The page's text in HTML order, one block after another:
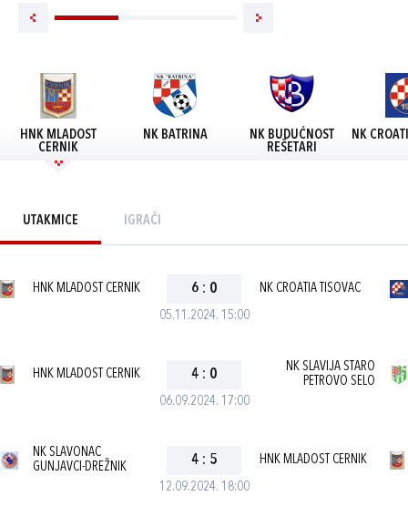
HNK MLADOST
CERNIK
NK BATRINA
NK BUDUĆNOST
REŠETARI
NK
UTAKMICE IGRAČI
05.11.2024. 15:00
HNK MLADOST CERNIK 6 : 0 NK CROATIA TISOVAC
06.09.2024. 17:00
HNK MLADOST CERNIK 4 : 0
NK SLAVIJA STARO
PETROVO SELO
12.09.2024. 18:00
NK SLAVONAC
GUNJAVCI-DREŽNIK
4 : 5 HNK MLADOST CERNIK